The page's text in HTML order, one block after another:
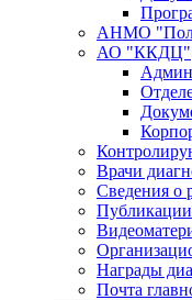
АНМО
АО "ККДЦ"
Врачи
Сведения о
Публикации
Награды
Почта